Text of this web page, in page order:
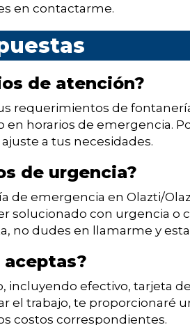
en contactarme.
de atención?
requerimientos de
en horarios de emergencia.
a tus necesidades.
de urgencia?
de emergencia en Olazti/
solucionado con urgencia o
no dudes en llamarme y
aceptas?
incluyendo efectivo, tarjeta
el trabajo, te proporcionaré
costos correspondientes.